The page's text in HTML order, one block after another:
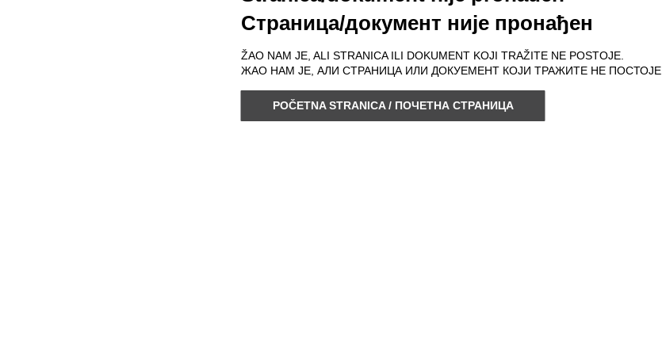
Страница/документ није пронађен
ŽAO NAM JE, ALI STRANICA ILI DOKUMENT KOJI TRAŽITE NE POSTOJE.
ЖАО НАМ ЈЕ, АЛИ СТРАНИЦА ИЛИ ДОКУЕМЕНТ КОЈИ ТРАЖИТЕ НЕ ПОСТОЈЕ.
POČETNA STRANICA / ПОЧЕТНА СТРАНИЦА